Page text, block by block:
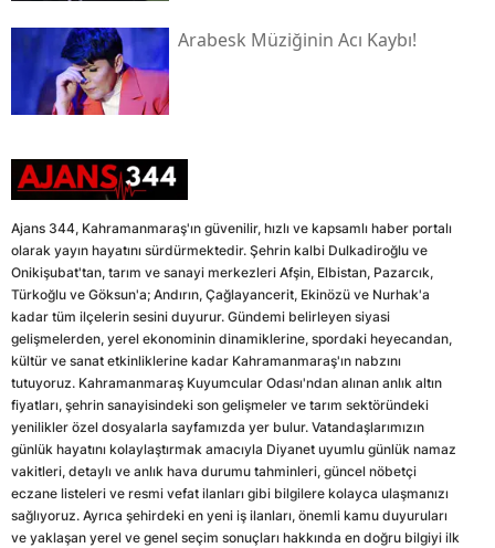
Arabesk Müziğinin Acı Kaybı!
Ajans 344, Kahramanmaraş'ın güvenilir, hızlı ve kapsamlı haber portalı
olarak yayın hayatını sürdürmektedir. Şehrin kalbi Dulkadiroğlu ve
Onikişubat'tan, tarım ve sanayi merkezleri Afşin, Elbistan, Pazarcık,
Türkoğlu ve Göksun'a; Andırın, Çağlayancerit, Ekinözü ve Nurhak'a
kadar tüm ilçelerin sesini duyurur. Gündemi belirleyen siyasi
gelişmelerden, yerel ekonominin dinamiklerine, spordaki heyecandan,
kültür ve sanat etkinliklerine kadar Kahramanmaraş'ın nabzını
tutuyoruz. Kahramanmaraş Kuyumcular Odası'ndan alınan anlık altın
fiyatları, şehrin sanayisindeki son gelişmeler ve tarım sektöründeki
yenilikler özel dosyalarla sayfamızda yer bulur. Vatandaşlarımızın
günlük hayatını kolaylaştırmak amacıyla Diyanet uyumlu günlük namaz
vakitleri, detaylı ve anlık hava durumu tahminleri, güncel nöbetçi
eczane listeleri ve resmi vefat ilanları gibi bilgilere kolayca ulaşmanızı
sağlıyoruz. Ayrıca şehirdeki en yeni iş ilanları, önemli kamu duyuruları
ve yaklaşan yerel ve genel seçim sonuçları hakkında en doğru bilgiyi ilk